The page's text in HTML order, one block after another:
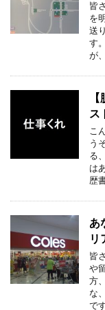
皆
を
送
す
が
ス
こ
う
る
は
歴
あ
リ
皆
や
方
な
で